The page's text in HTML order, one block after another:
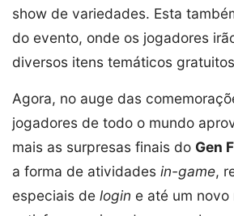
show de variedades. Esta
do evento, onde os jogadores
diversos itens temáticos
Agora, no auge das
jogadores de todo o mundo
mais as surpresas finais do Gen
a forma de atividades in-game,
especiais de login e até um novo